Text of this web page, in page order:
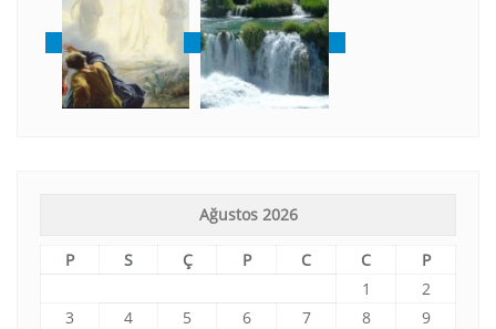
Ağustos 2026
P S Ç P C C
P
1
2
3
4 5 6 7 8 9